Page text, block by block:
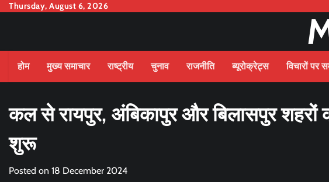
SkipThursday, August 6, 2026
होम मुख्य समाचार राष्ट्रीय चुनाव राजनीति ब्यूरोक्रेट्स विचारों पर
कल से रायपुर, अंबिकापुर और बिलासपुर शहरों
शुरू
Posted on 18 December 2024